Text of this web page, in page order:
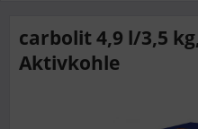
carbolit 4,9 l/3,5
Aktivkohle